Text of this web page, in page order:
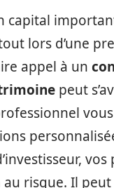
capital
lors d’une
appel à un
peut
risque. Il